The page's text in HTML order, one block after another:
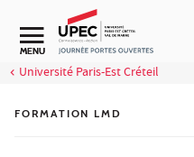
Aller au contenu
MENU
Université Paris-Est Créteil
FORMATION LMD